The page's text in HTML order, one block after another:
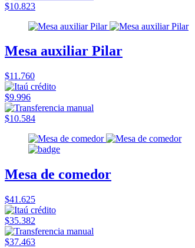
$10.823
Mesa auxiliar Pilar
$11.760
$9.996
$10.584
Mesa de comedor
$41.625
$35.382
$37.463